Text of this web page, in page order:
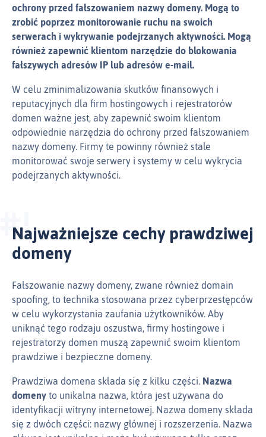
ochrony przed fałszowaniem nazwy domeny. Mogą to
zrobić poprzez monitorowanie ruchu na swoich
serwerach i wykrywanie podejrzanych aktywności. Mogą
również zapewnić klientom narzędzie do blokowania
fałszywych adresów IP lub adresów e‑mail.
W celu zminimalizowania skutków finansowych i
reputacyjnych dla firm hostingowych i rejestratorów
domen ważne jest, aby zapewnić swoim klientom
odpowiednie narzędzia do ochrony przed fałszowaniem
nazwy domeny. Firmy te powinny również stale
monitorować swoje serwery i systemy w celu wykrycia
podejrzanych aktywności.
Najważniejsze cechy prawdziwej
domeny
Fałszowanie nazwy domeny, zwane również domain
spoofing, to technika stosowana przez cyberprzestępców
w celu wykorzystania zaufania użytkowników. Aby
uniknąć tego rodzaju oszustwa, firmy hostingowe i
rejestratorzy domen muszą zapewnić swoim klientom
prawdziwe i bezpieczne domeny.
Prawdziwa domena składa się z kilku części. Nazwa
domeny to unikalna nazwa, która jest używana do
identyfikacji witryny internetowej. Nazwa domeny składa
się z dwóch części: nazwy głównej i rozszerzenia. Nazwa